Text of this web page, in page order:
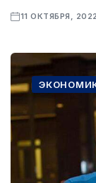
11 ОКТЯБРЯ, 2022